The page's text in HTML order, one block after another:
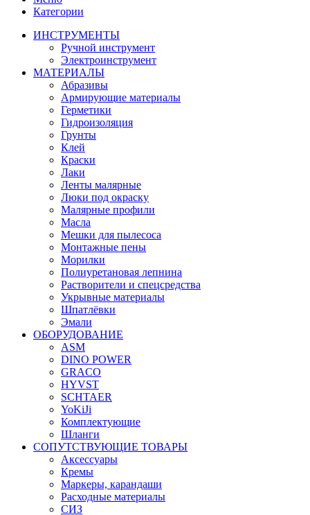
Категории
ИНСТРУМЕНТЫ
Ручной инструмент
Электроинструмент
МАТЕРИАЛЫ
Абразивы
Армирующие материалы
Герметики
Гидроизоляция
Грунты
Клей
Краски
Лаки
Ленты малярные
Люки под окраску
Малярные профили
Масла
Мешки для пылесоса
Монтажные пены
Морилки
Полиуретановая лепнина
Растворители и спецсредства
Укрывные материалы
Шпатлёвки
Эмали
ОБОРУДОВАНИЕ
ASM
DINO POWER
GRACO
HYVST
SCHTAER
YoKiJi
Комплектующие
Шланги
СОПУТСТВУЮЩИЕ ТОВАРЫ
Аксессуары
Кремы
Маркеры, карандаши
Расходные материалы
СИЗ